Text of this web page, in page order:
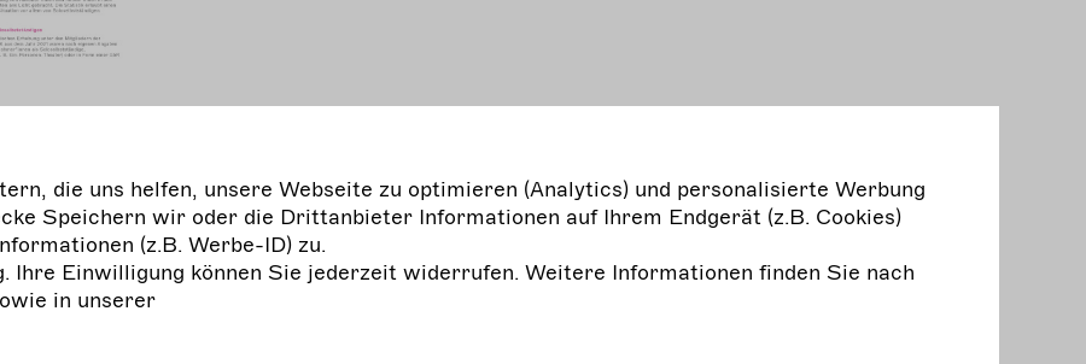
Performing Arts - Performing Future
#4: Marktplatz der Möglichkeiten –
Gemeinsam nachhaltig in den freien
die uns helfen, unsere Webseite zu optimieren (Analytics) und personalisierte Werbung
Speichern wir oder die Drittanbieter Informationen auf Ihrem Endgerät (z.B. Cookies)
(z.B. Werbe-ID) zu.
Einwilligung können Sie jederzeit widerrufen. Weitere Informationen finden Sie nach
in unserer